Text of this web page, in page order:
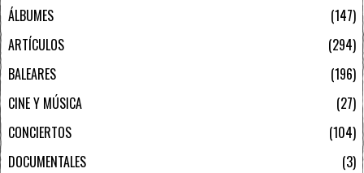
ÁLBUMES
147
ARTÍCULOS
294
BALEARES
196
CINE Y MÚSICA
27
CONCIERTOS
104
DOCUMENTALES
3